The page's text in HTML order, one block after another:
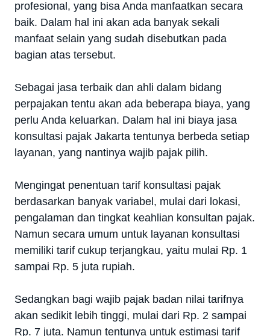
profesional, yang bisa Anda manfaatkan secara
baik. Dalam hal ini akan ada banyak sekali
manfaat selain yang sudah disebutkan pada
bagian atas tersebut.
Sebagai jasa terbaik dan ahli dalam bidang
perpajakan tentu akan ada beberapa biaya, yang
perlu Anda keluarkan. Dalam hal ini biaya jasa
konsultasi pajak Jakarta tentunya berbeda setiap
layanan, yang nantinya wajib pajak pilih.
Mengingat penentuan tarif konsultasi pajak
berdasarkan banyak variabel, mulai dari lokasi,
pengalaman dan tingkat keahlian konsultan pajak.
Namun secara umum untuk layanan konsultasi
memiliki tarif cukup terjangkau, yaitu mulai Rp. 1
sampai Rp. 5 juta rupiah.
Sedangkan bagi wajib pajak badan nilai tarifnya
akan sedikit lebih tinggi, mulai dari Rp. 2 sampai
Rp. 7 juta. Namun tentunya untuk estimasi tarif